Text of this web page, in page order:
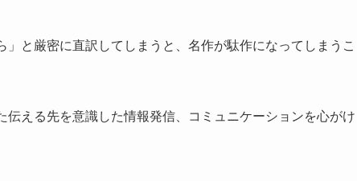
と厳密に直訳してしまうと、名作が駄作になってしまうこ
える先を意識した情報発信、コミュニケーションを心がけ